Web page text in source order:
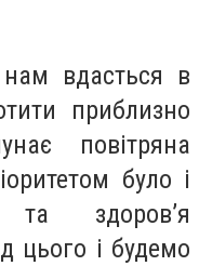
вдасться в
приблизно
повітряна
було і
та здоров’я
цього і будемо